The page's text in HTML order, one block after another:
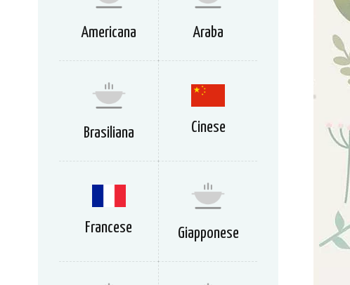
Americana Araba
Brasiliana Cinese
Francese Giapponese